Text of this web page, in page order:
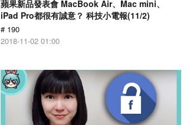
蘋果新品發表會 MacBook Air、Mac mini、
iPad Pro都很有誠意？ 科技小電報(11/2)
# 190
2018-11-02 01:00